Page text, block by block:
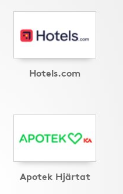
Hotels.com
Apotek Hjärtat